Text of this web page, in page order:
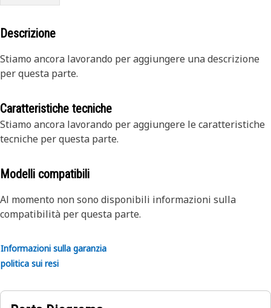
Descrizione
Stiamo ancora lavorando per aggiungere una descrizione
per questa parte.
Caratteristiche tecniche
Stiamo ancora lavorando per aggiungere le caratteristiche
tecniche per questa parte.
Modelli compatibili
Al momento non sono disponibili informazioni sulla
compatibilità per questa parte.
Informazioni sulla garanzia
politica sui resi